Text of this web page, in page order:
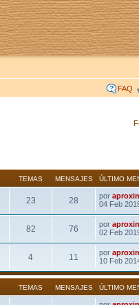
FAQ
TEMAS MENSAJES ÚLTIMO
23 28 por
04 Feb
82 76 por
02 Feb
4 11 por
10 Feb
TEMAS MENSAJES ÚLTIMO